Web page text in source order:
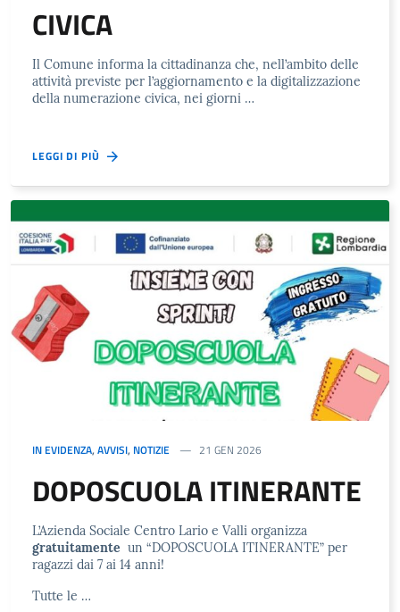
CIVICA
Il Comune informa la cittadinanza che, nell’ambito delle
attività previste per l’aggiornamento e la digitalizzazione
della numerazione civica, nei giorni …
LEGGI DI PIÙ
IN EVIDENZA, AVVISI, NOTIZIE 21 GEN 2026
DOPOSCUOLA ITINERANTE
L’Azienda Sociale Centro Lario e Valli organizza
gratuitamente un “DOPOSCUOLA ITINERANTE” per
ragazzi dai 7 ai 14 anni!
Tutte le …